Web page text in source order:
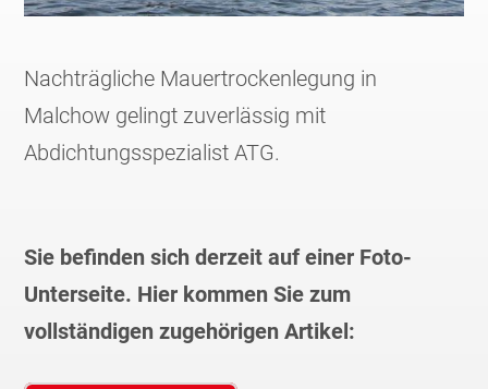
Nachträgliche Mauertrockenlegung in
Malchow gelingt zuverlässig mit
Abdichtungsspezialist ATG.
Sie befinden sich derzeit auf einer Foto-
Unterseite. Hier kommen Sie zum
vollständigen zugehörigen Artikel: